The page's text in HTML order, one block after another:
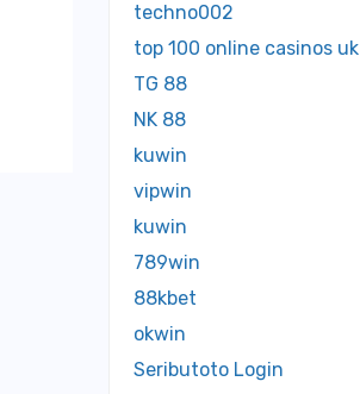
techno002
top 100 online casinos uk
TG 88
NK 88
kuwin
vipwin
kuwin
789win
88kbet
okwin
Seributoto Login